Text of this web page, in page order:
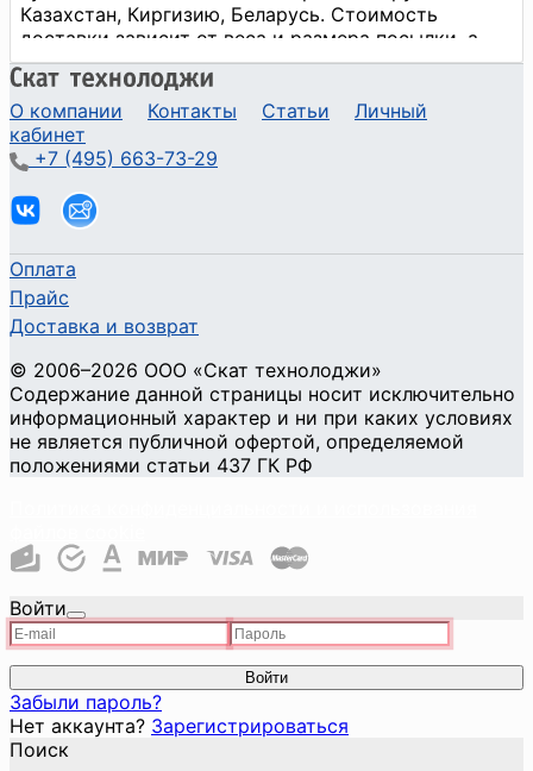
О компании Контакты Статьи
Личный
кабинет
+7 (495) 663-73-29
Оплата
Прайс
Доставка и возврат
© 2006–2026 ООО «Скат технолоджи»
Содержание данной страницы носит исключительно
информационный характер и ни при каких условиях
не является публичной офертой, определяемой
положениями статьи 437 ГК РФ
Войти
Войти
Забыли пароль?
Нет аккаунта? Зарегистрироваться
Поиск